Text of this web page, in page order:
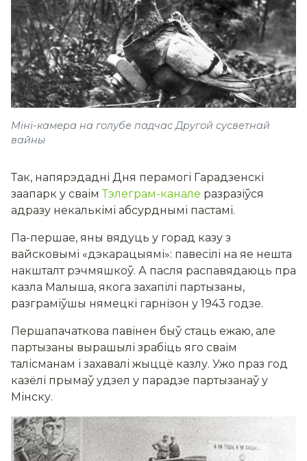
Міні-камера на голубе падчас Другой сусветнай
вайны
Так, напярэдадні Дня перамогі Гарадзенскі
заапарк у сваімТэлеграм-канале разразіўся
адразу некалькімі абсурднымі пастамі.
Па-першае, яны вядуць у горад казу з
вайсковымі «дэкарацыямі»: павесілі на яе нешта
накшталт рэчмяшкоў. А пасля распавядаюць пра
казла Малыша, якога захапілі партызаны,
разграміўшы нямецкі гарнізон у 1943 годзе.
Першапачаткова павінен быў стаць ежаю, але
партызаны вырашылі зрабіць яго сваім
талісманам і захавалі жыццё казлу. Ужо праз год
казёлі прымаў удзел у парадзе партызанаў у
Мінску.